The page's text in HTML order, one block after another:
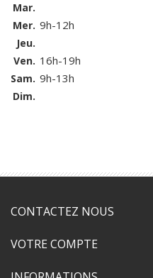
Mar.
Mer. 9h-12h
Jeu.
Ven. 16h-19h
Sam. 9h-13h
Dim.
CONTACTEZ NOUS
VOTRE COMPTE